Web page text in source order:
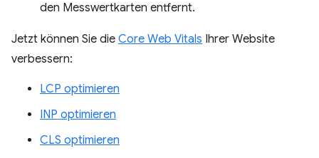
den Messwertkarten entfernt.
Jetzt können Sie die Core Web Vitals Ihrer Website
verbessern:
LCP optimieren
INP optimieren
CLS optimieren